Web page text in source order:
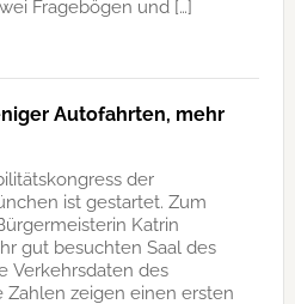
Fragebögen und […]
Autofahrten, mehr
der
ist gestartet. Zum
Katrin
gut besuchten Saal des
Verkehrsdaten des
Zahlen zeigen einen ersten